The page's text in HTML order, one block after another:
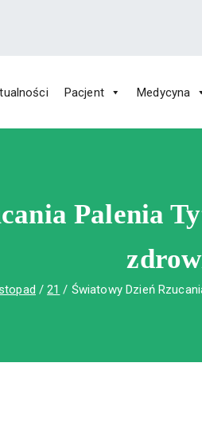
Św. Rafała w Czerwonej
Rafała w Czerwonej Górze
Pacjent Medycyna
Palenia
21 Światowy Dzień